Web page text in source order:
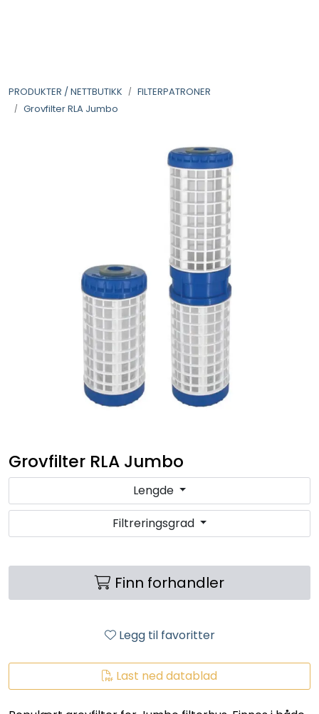
PRODUKTER / NETTBUTIKK
FILTERPATRONER
Grovfilter RLA Jumbo
Grovfilter RLA Jumbo
Lengde
Filtreringsgrad
Finn forhandler
Legg til favoritter
Last ned datablad
FILTERHUS
VANNKJØLERE
CLAGE VANNVARMERE
HUS OG HYTTE
FILTERMEDIA
DIFFUSOR